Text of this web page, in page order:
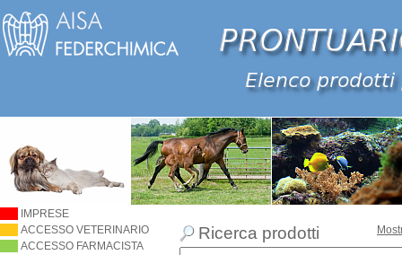
IMPRESE
ACCESSO VETERINARIO
ACCESSO FARMACISTA
Ricerca prodotti